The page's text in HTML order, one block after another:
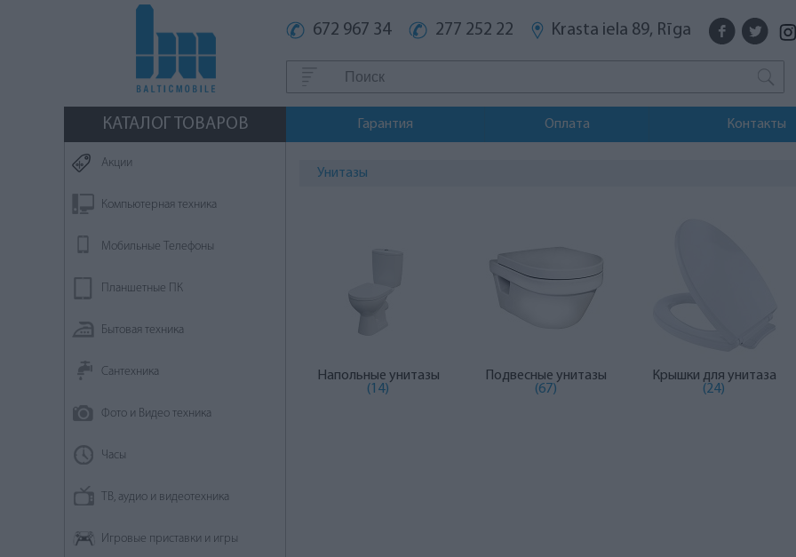
672 967 34 277 252 22 Krasta iela 89, Rīga
КАТАЛОГ ТОВАРОВ Гарантия Оплата Контакты
Aкции
Компьютерная техника
Мобильные Телефоны
Планшетные ПК
Бытовая техника
Сантехника
Фото и Видео техника
Часы
ТВ, аудио и видеотехника
Игровые приставки и игры
Унитазы
Напольные унитазы
(14)
Подвесные унитазы
(67)
Крышки для унитаза
(24)